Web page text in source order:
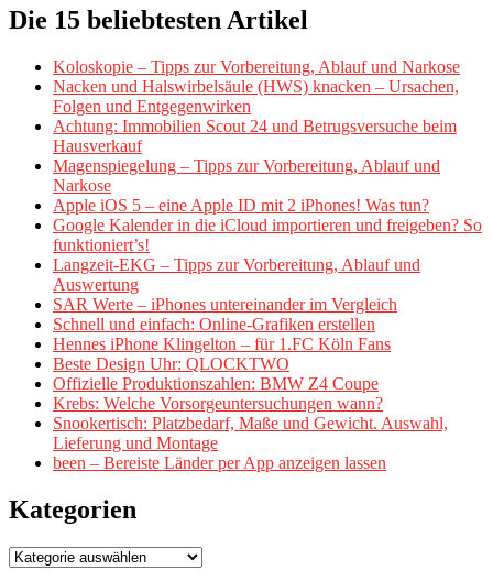
Die 15 beliebtesten Artikel
Koloskopie – Tipps zur Vorbereitung, Ablauf und Narkose
Nacken und Halswirbelsäule (HWS) knacken – Ursachen,
Folgen und Entgegenwirken
Achtung: Immobilien Scout 24 und Betrugsversuche beim
Hausverkauf
Magenspiegelung – Tipps zur Vorbereitung, Ablauf und
Narkose
Apple iOS 5 – eine Apple ID mit 2 iPhones! Was tun?
Google Kalender in die iCloud importieren und freigeben? So
funktioniert’s!
Langzeit-EKG – Tipps zur Vorbereitung, Ablauf und
Auswertung
SAR Werte – iPhones untereinander im Vergleich
Schnell und einfach: Online-Grafiken erstellen
Hennes iPhone Klingelton – für 1.FC Köln Fans
Beste Design Uhr: QLOCKTWO
Offizielle Produktionszahlen: BMW Z4 Coupe
Krebs: Welche Vorsorgeuntersuchungen wann?
Snookertisch: Platzbedarf, Maße und Gewicht. Auswahl,
Lieferung und Montage
been – Bereiste Länder per App anzeigen lassen
Kategorien
Kategorien